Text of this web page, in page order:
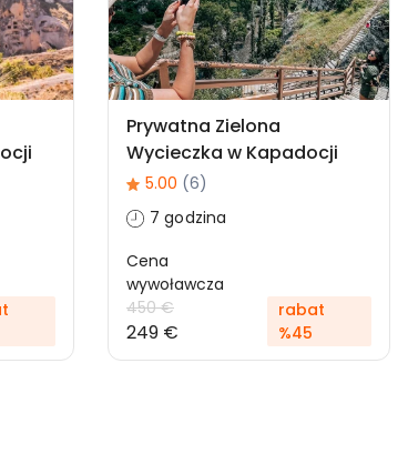
Prywatna Zielona
Wycieczka w Kapadocji
5.00 (6)
7 godzina
Cena
wywoławcza
450 €
249 €
rabat
%45